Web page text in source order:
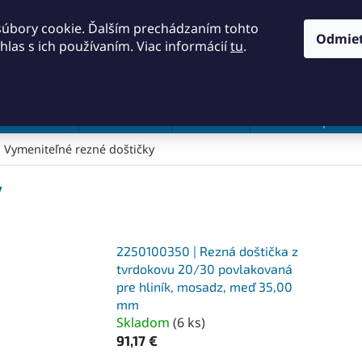
cookie. Ďalším prechádzaním tohto
s ich používaním. Viac informáciítu.
Vymeniteľné rezné doštičky
2250100350 | Rezná doštička z
tvrdokovu 20/30 povlakovaná
pre hliník, mosadz, meď 35,00
mm
Skladom(6 ks)
91,17 €